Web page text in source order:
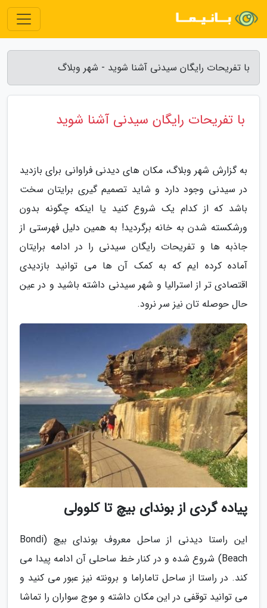
با تفریحات رایگان سیدنی آشنا شوید - شهر وبلاگ
با تفریحات رایگان سیدنی آشنا شوید
به گزارش شهر وبلاگ، مکان های دیدنی فراوانی برای بازدید
در سیدنی وجود دارد و شاید تصمیم گیری برایتان سخت
باشد که از کدام یک شروع کنید یا اینکه چگونه بدون
ورشکسته شدن به خانه برگردید! به همین دلیل فهرستی از
جاذبه ها و تفریحات رایگان سیدنی را در ادامه برایتان
آماده کرده ایم که به کمک آن ها می توانید بازدیدی
اقتصادی تر از استرالیا و شهر سیدنی داشته باشید و در عین
حال حوصله تان نیز سر نرود.
پیاده گردی از بوندای بیچ تا کلوولی
این راستا دیدنی از ساحل معروف بوندای بیچ (Bondi
Beach) شروع شده و در کنار خط ساحلی آن ادامه پیدا می
کند. در راستا از ساحل تاماراما و برونته نیز عبور می کنید و
می توانید توقفی در این مکان داشته و موج سواران را تماشا